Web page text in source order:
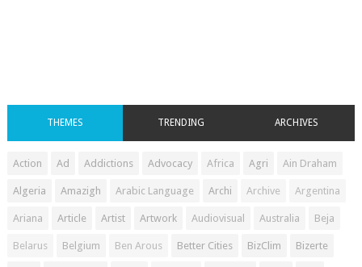
THEMES TRENDING ARCHIVES
Action Ad Addictions Advocacy Africa Agri Ain Draham
Algeria Amazigh Arabic Language Archi Archive Argentina
Ariana Article Artist Artwork Audiovisual Australia Beja
Belarus Belgium Ben Arous Better Cities BizClim Bizerte